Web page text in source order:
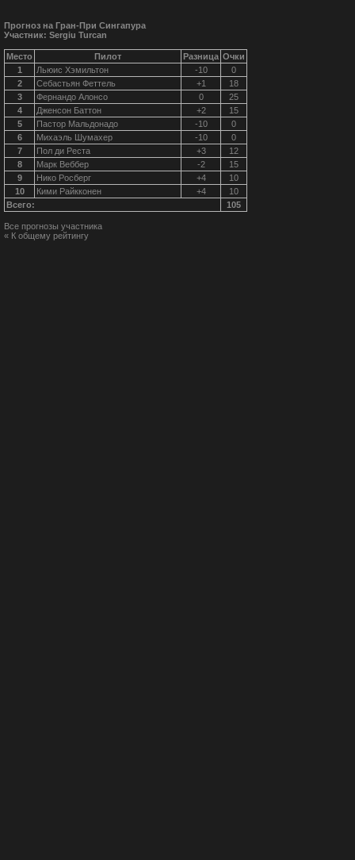
Прогноз на Гран-При Сингапура
Участник: Sergiu Turcan
Место Пилот Разница Очки
1
Льюис Хэмильтон -10
0
2
Себастьян Феттель +1
18
3
Фернандо Алонсо 0
25
4
Дженсон Баттон +2
15
5
Пастор Мальдонадо -10
0
6
Михаэль Шумахер -10
0
7
Пол ди Реста +3
12
8
Марк Веббер -2
15
9
Нико Росберг +4
10
10
Кими Райкконен +4
10
Всего:
105
Все прогнозы участника
« К общему рейтингу